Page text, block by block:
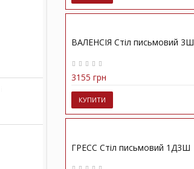
ВАЛЕНСІЯ Стіл письмовий 3Ш
3155 грн
КУПИТИ
ГРЕСС Стіл письмовий 1Д3Ш